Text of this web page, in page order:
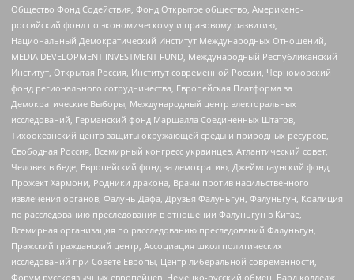
Общество Фонд Содействия, Фонд Открытое общество, Американо-
российский фонд по экономическому и правовому развитию,
Национальный Демократический Институт Международных Отношений,
MEDIA DEVELOPMENT INVESTMENT FUND, Международный Республиканский
Институт, Открытая Россия, Институт современной России, Черноморский
фонд регионального сотрудничества, Европейская Платформа за
Демократические Выборы, Международный центр электоральных
исследований, Германский фонд Маршалла Соединенных Штатов,
Тихоокеанский центр защиты окружающей среды и природных ресурсов,
Свободная Россия, Всемирный конгресс украинцев, Атлантический совет,
Человек в беде, Европейский фонд за демократию, Джеймстаунский фонд,
Прожект Хармони, Родники дракона, Врачи против насильственного
извлечения органов, Фалунь Дафа, Друзья Фалуньгун, Фалуньгун, Коалиция
по расследованию преследования в отношении Фалуньгун в Китае,
Всемирная организация по расследованию преследований Фалуньгун,
Пражский гражданский центр, Ассоциация школ политических
исследований при Совете Европы, Центр либеральной современности,
Форум русскоязычных европейцев, Немецко-русский обмен, Бард колледж,